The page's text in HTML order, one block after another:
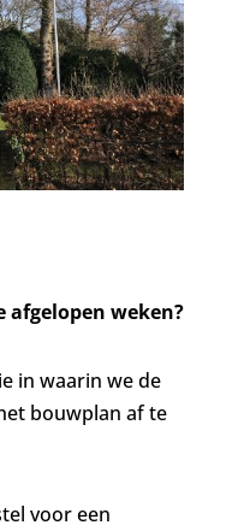
afgelopen weken?
in waarin we de
bouwplan af te
voor een